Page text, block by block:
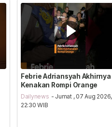
Febrie Adriansyah Akhirnya
Kenakan Rompi Orange
Dailynews - Jumat , 07 Aug 2026,
22:30 WIB